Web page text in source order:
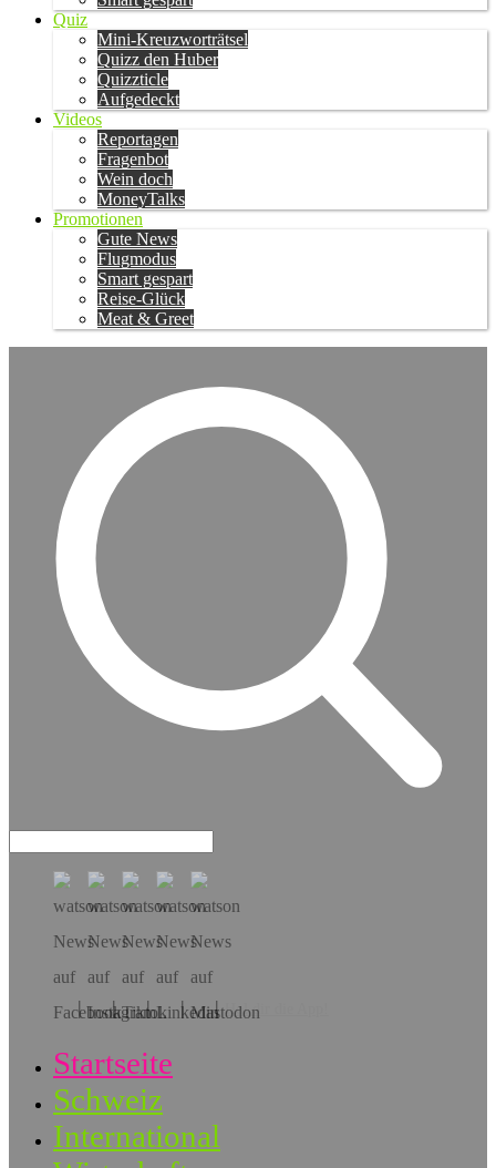
Quiz
Mini-Kreuzworträtsel
Quizz den Huber
Quizzticle
Aufgedeckt
Videos
Reportagen
Fragenbot
Wein doch
MoneyTalks
Promotionen
Gute News
Flugmodus
Smart gespart
Reise-Glück
Meat & Greet
Hol dir die App!
Startseite
Schweiz
International